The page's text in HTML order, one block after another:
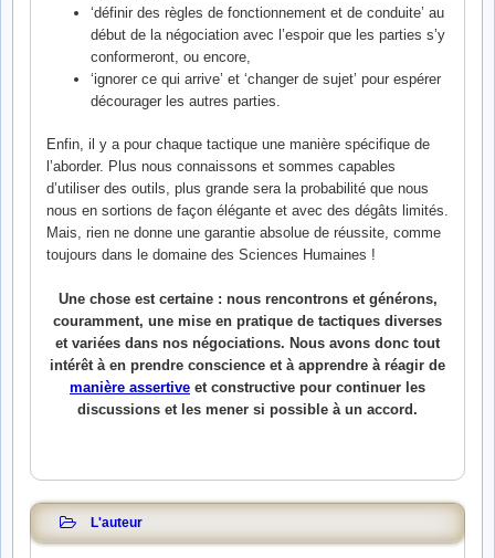
‘définir des règles de fonctionnement et de conduite’ au
début de la négociation avec l’espoir que les parties s’y
conformeront, ou encore,
‘ignorer ce qui arrive’ et ‘changer de sujet’ pour espérer
décourager les autres parties.
Enfin, il y a pour chaque tactique une manière spécifique de
l’aborder. Plus nous connaissons et sommes capables
d’utiliser des outils, plus grande sera la probabilité que nous
nous en sortions de façon élégante et avec des dégâts limités.
Mais, rien ne donne une garantie absolue de réussite, comme
toujours dans le domaine des Sciences Humaines !
Une chose est certaine : nous rencontrons et générons,
couramment, une mise en pratique de tactiques diverses
et variées dans nos négociations. Nous avons donc tout
intérêt à en prendre conscience et à apprendre à réagir de
manière assertive et constructive pour continuer les
discussions et les mener si possible à un accord.
L'auteur